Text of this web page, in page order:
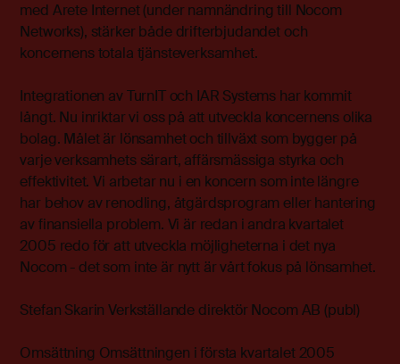
med Arete Internet (under namnändring till Nocom
Networks), stärker både drifterbjudandet och
koncernens totala tjänsteverksamhet.
Integrationen av TurnIT och IAR Systems har kommit
långt. Nu inriktar vi oss på att utveckla koncernens olika
bolag. Målet är lönsamhet och tillväxt som bygger på
varje verksamhets särart, affärsmässiga styrka och
effektivitet. Vi arbetar nu i en koncern som inte längre
har behov av renodling, åtgärdsprogram eller hantering
av finansiella problem. Vi är redan i andra kvartalet
2005 redo för att utveckla möjligheterna i det nya
Nocom - det som inte är nytt är vårt fokus på lönsamhet.
Stefan Skarin Verkställande direktör Nocom AB (publ)
Omsättning Omsättningen i första kvartalet 2005